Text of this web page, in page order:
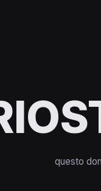
questo